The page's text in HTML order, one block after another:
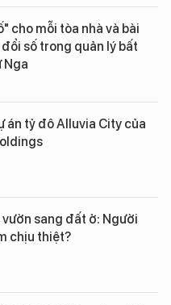
cho mỗi tòa nhà và bài
số trong quản lý bất
Nga
án tỷ đô Alluvia City của
sang đất ở: Người
chịu thiệt?